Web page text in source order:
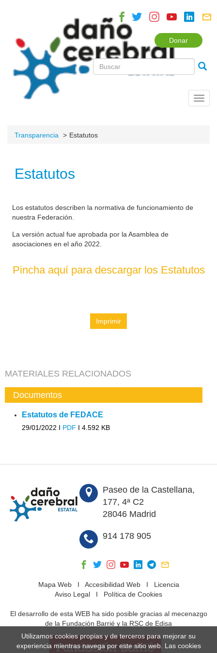
Donar
Transparencia Estatutos
Estatutos
Los estatutos describen la normativa de funcionamiento de
nuestra Federación.
La versión actual fue aprobada por la Asamblea de
asociaciones en el año 2022.
Pincha aquí para descargar los Estatutos
Imprimir
MATERIALES RELACIONADOS
Documentos
Estatutos de FEDACE
29/01/2022 I PDF I 4.592 KB
Paseo de la Castellana,
177, 4ª C2
28046 Madrid
914 178 905
Mapa WebI Accesibilidad WebI Licencia
Aviso Legal I Política de Cookies
El desarrollo de esta WEB ha sido posible gracias al mecenazgo
de la Fundación Barrié y la RSC de Edisa
Utilizamos cookies propias y de terceros para mejorar su
experiencia mientras navega por este sitio web. Las cookies